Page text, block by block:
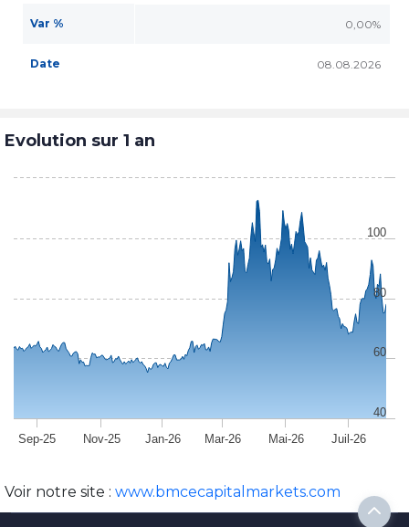
Var % 0,00%
Date 08.08.2026
Evolution sur 1 an
Sep-25 Nov-25 Jan-26 Mar-26 Mai-26 Juil-26
40
60
80
100
Voir notre site : www.bmcecapitalmarkets.com